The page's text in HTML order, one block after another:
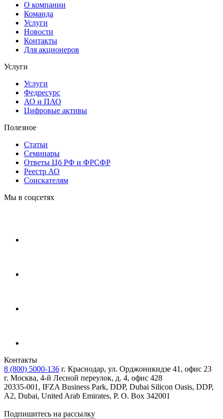
О компании
Команда
Услуги
Новости
Контакты
Для акционеров
Услуги
Услуги
Федресурс
АО и ПАО
Цифровые активы
Полезное
Статьи
Cеминары
Ответы Цб РФ и ФРСФР
Реестр АО
Соискателям
Мы в соцсетях
Контакты
8 (800) 5000-136 г. Краснодар, ул. Орджоникидзе 41, офис 23
г. Москва, 4-й Лесной переулок, д. 4, офис 428
20335-001, IFZA Business Park, DDP, Dubai Silicon Oasis, DDP,
A2, Dubai, United Arab Emirates, P. O. Box 342001
Подпишитесь на рассылку